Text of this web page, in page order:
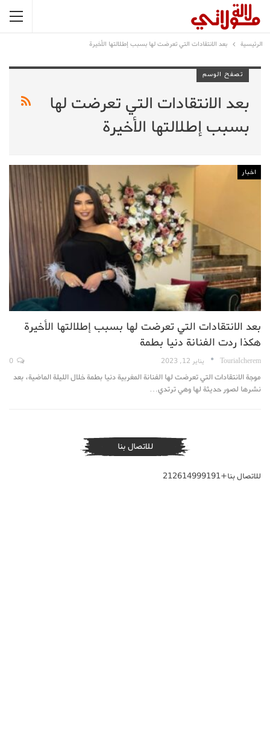
الرئيسية بعد الانتقادات التي تعرضت لها بسبب إطلالتها الأخيرة
تصفح الوسم
بعد الانتقادات التي تعرضت لها
بسبب إطلالتها الأخيرة
اخبار
بعد الانتقادات التي تعرضت لها بسبب إطلالتها الأخيرة
هكذا ردت الفنانة دنيا بطمة
TouriaIcherem يناير 12, 2023
موجة الانتقادات التي تعرضت لها الفنانة المغربية دنيا بطمة خلال الليلة الماضية، بعد
نشرها لصور حديثة لها وهي ترتدي…
للاتصال بنا
للاتصال بنا+212614999191